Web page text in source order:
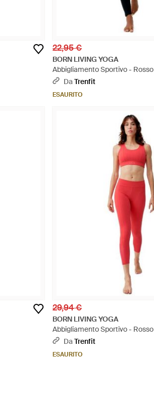
22,95 €
BORN LIVING YOGA
Abbigliamento Sportivo - Rosso
DaTrenfit
ESAURITO
29,94 €
BORN LIVING YOGA
Abbigliamento Sportivo - Rosso
DaTrenfit
ESAURITO